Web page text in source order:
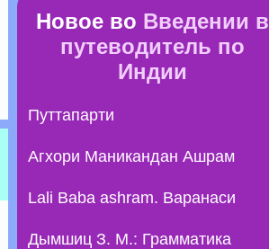
Новое во Введении в
путеводитель по
Индии
Путтапарти
Агхори Маникандан Ашрам
Lali Baba ashram. Варанаси
Дымшиц З. М.: Грамматика